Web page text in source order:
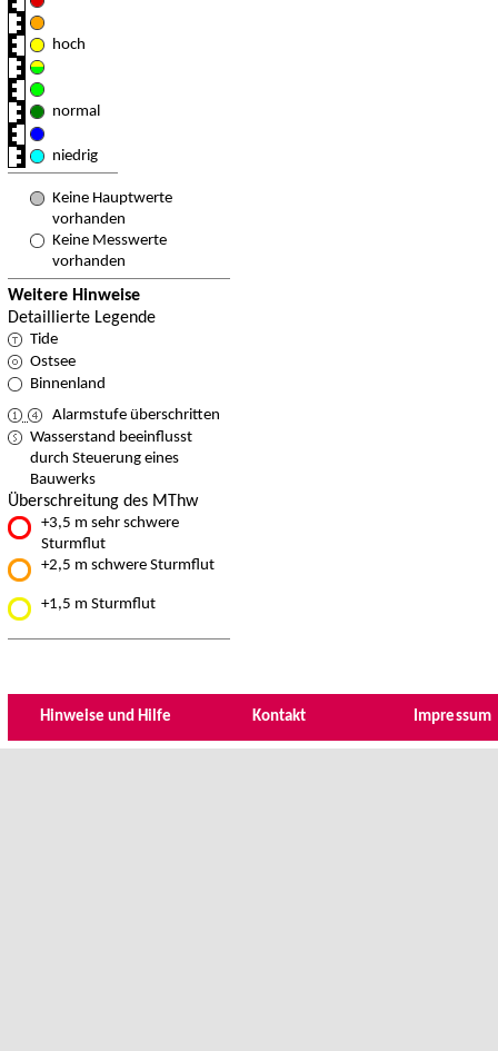
hoch
normal
niedrig
Keine Hauptwerte
vorhanden
Keine Messwerte
vorhanden
Weitere Hinweise
Detaillierte Legende
Tide
Ostsee
Binnenland
Alarmstufe überschritten
Wasserstand beeinflusst
durch Steuerung eines
Bauwerks
Überschreitung des MThw
+3,5 m sehr schwere
Sturmflut
+2,5 m schwere Sturmflut
+1,5 m Sturmflut
Hinweise und Hilfe Kontakt Impressum